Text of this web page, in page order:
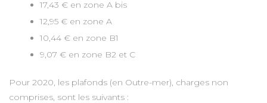
17,43 € en zone A bis
12,95 € en zone A
10,44 € en zone B1
9,07 € en zone B2 et C
Pour 2020, les plafonds (en Outre-mer), charges non
comprises, sont les suivants :